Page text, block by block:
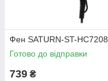
Фен SATURN-ST-HC7208
Готово до відправки
739 ₴